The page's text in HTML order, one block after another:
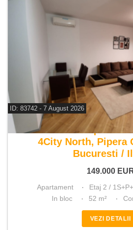
ID: 83742 - 7 August 2026
De vanzare
4City North, Pipera
Bucuresti /
149.000
Apartament Etaj 2 /
In bloc
52 m²
VEZI DETALII